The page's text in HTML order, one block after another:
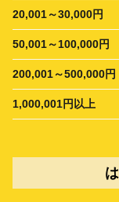
20,001～30,000円
50,001～100,000円
200,001～500,000円
1,000,001円以上